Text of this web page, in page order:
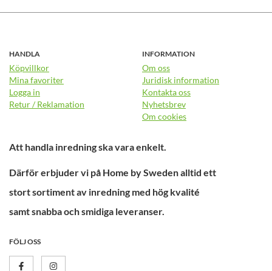
HANDLA
Köpvillkor
Mina favoriter
Logga in
Retur / Reklamation
INFORMATION
Om oss
Juridisk information
Kontakta oss
Nyhetsbrev
Om cookies
Att handla inredning ska vara enkelt.
Därför erbjuder vi på Home by Sweden alltid ett
stort sortiment av inredning med hög kvalité
samt snabba och smidiga leveranser.
FÖLJ OSS